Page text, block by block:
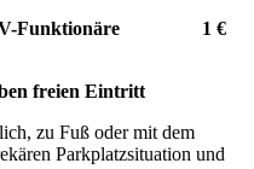
BFV-Funktionäre 1 €
freien Eintritt
zu Fuß oder mit dem
Parkplatzsituation und